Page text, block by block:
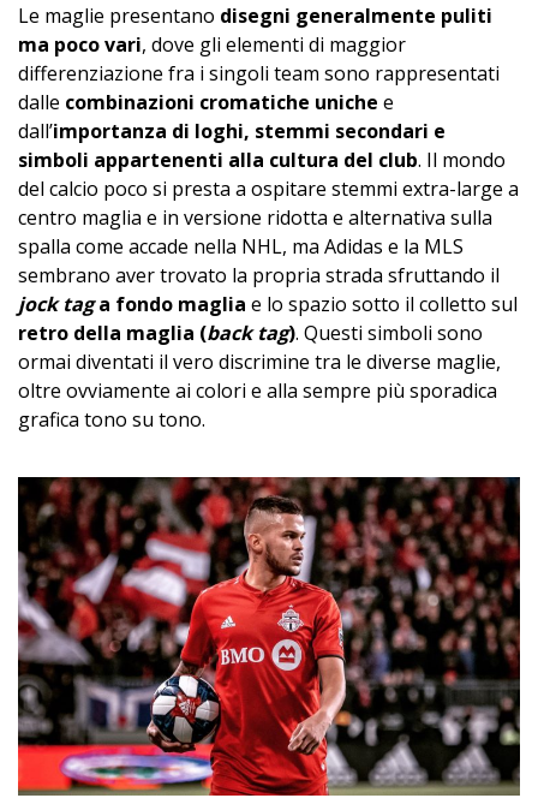
Le maglie presentano disegni generalmente puliti
ma poco vari, dove gli elementi di maggior
differenziazione fra i singoli team sono rappresentati
dalle combinazioni cromatiche uniche e
dall’importanza di loghi, stemmi secondari e
simboli appartenenti alla cultura del club. Il mondo
del calcio poco si presta a ospitare stemmi extra-large a
centro maglia e in versione ridotta e alternativa sulla
spalla come accade nella NHL, ma Adidas e la MLS
sembrano aver trovato la propria strada sfruttando il
jock taga fondo maglia e lo spazio sotto il colletto sul
retro della maglia (back tag). Questi simboli sono
ormai diventati il vero discrimine tra le diverse maglie,
oltre ovviamente ai colori e alla sempre più sporadica
grafica tono su tono.